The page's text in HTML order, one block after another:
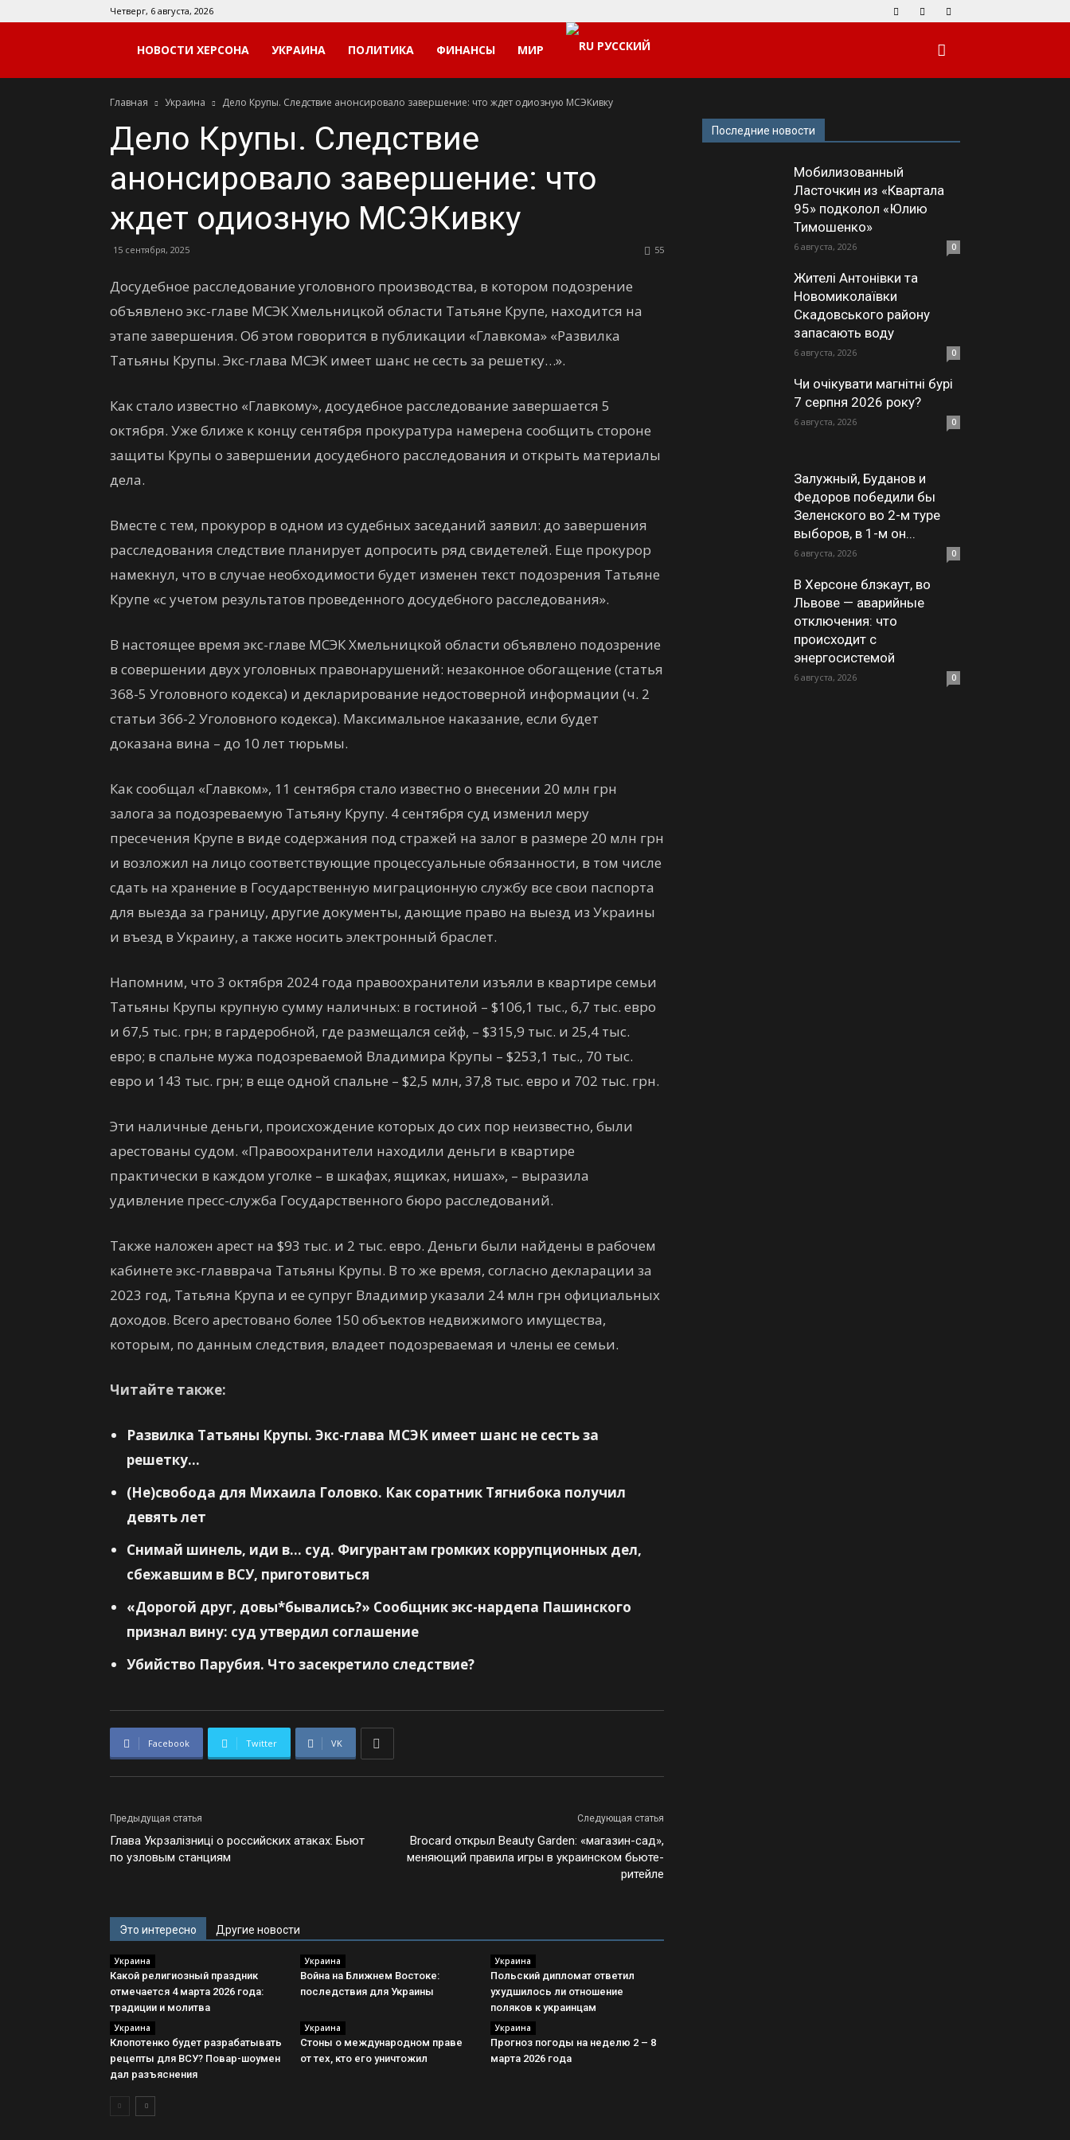
Четверг, 6 августа, 2026
Мой
Херсон
НОВОСТИ ХЕРСОНА УКРАИНА ПОЛИТИКА ФИНАНСЫ МИР РУССКИЙ
Главная Украина Дело Крупы. Следствие анонсировало завершение: что ждет одиозную МСЭКивку
Дело Крупы. Следствие
анонсировало завершение: что
ждет одиозную МСЭКивку
15 сентября, 2025 55
Досудебное расследование уголовного производства, в котором подозрение
объявлено экс-главе МСЭК Хмельницкой области Татьяне Крупе, находится на
этапе завершения. Об этом говорится в публикации «Главкома» «Развилка
Татьяны Крупы. Экс-глава МСЭК имеет шанс не сесть за решетку…».
Как стало известно «Главкому», досудебное расследование завершается 5
октября. Уже ближе к концу сентября прокуратура намерена сообщить стороне
защиты Крупы о завершении досудебного расследования и открыть материалы
дела.
Вместе с тем, прокурор в одном из судебных заседаний заявил: до завершения
расследования следствие планирует допросить ряд свидетелей. Еще прокурор
намекнул, что в случае необходимости будет изменен текст подозрения Татьяне
Крупе «с учетом результатов проведенного досудебного расследования».
В настоящее время экс-главе МСЭК Хмельницкой области объявлено подозрение
в совершении двух уголовных правонарушений: незаконное обогащение (статья
368-5 Уголовного кодекса) и декларирование недостоверной информации (ч. 2
статьи 366-2 Уголовного кодекса). Максимальное наказание, если будет
доказана вина – до 10 лет тюрьмы.
Как сообщал «Главком», 11 сентября стало известно о внесении 20 млн грн
залога за подозреваемую Татьяну Крупу. 4 сентября суд изменил меру
пресечения Крупе в виде содержания под стражей на залог в размере 20 млн грн
и возложил на лицо соответствующие процессуальные обязанности, в том числе
сдать на хранение в Государственную миграционную службу все свои паспорта
для выезда за границу, другие документы, дающие право на выезд из Украины
и въезд в Украину, а также носить электронный браслет.
Напомним, что 3 октября 2024 года правоохранители изъяли в квартире семьи
Татьяны Крупы крупную сумму наличных: в гостиной – $106,1 тыс., 6,7 тыс. евро
и 67,5 тыс. грн; в гардеробной, где размещался сейф, – $315,9 тыс. и 25,4 тыс.
евро; в спальне мужа подозреваемой Владимира Крупы – $253,1 тыс., 70 тыс.
евро и 143 тыс. грн; в еще одной спальне – $2,5 млн, 37,8 тыс. евро и 702 тыс. грн.
Эти наличные деньги, происхождение которых до сих пор неизвестно, были
арестованы судом. «Правоохранители находили деньги в квартире
практически в каждом уголке – в шкафах, ящиках, нишах», – выразила
удивление пресс-служба Государственного бюро расследований.
Также наложен арест на $93 тыс. и 2 тыс. евро. Деньги были найдены в рабочем
кабинете экс-главврача Татьяны Крупы. В то же время, согласно декларации за
2023 год, Татьяна Крупа и ее супруг Владимир указали 24 млн грн официальных
доходов. Всего арестовано более 150 объектов недвижимого имущества,
которым, по данным следствия, владеет подозреваемая и члены ее семьи.
Читайте также:
Развилка Татьяны Крупы. Экс-глава МСЭК имеет шанс не сесть за
решетку…
(Не)свобода для Михаила Головко. Как соратник Тягнибока получил
девять лет
Снимай шинель, иди в… суд. Фигурантам громких коррупционных дел,
сбежавшим в ВСУ, приготовиться
«Дорогой друг, довы*бывались?» Сообщник экс-нардепа Пашинского
признал вину: суд утвердил соглашение
Убийство Парубия. Что засекретило следствие?
Facebook Twitter VK
Предыдущая статья
Глава Укрзалізниці о российских атаках: Бьют
по узловым станциям
Следующая статья
Brocard открыл Beauty Garden: «магазин-сад»,
меняющий правила игры в украинском бьюте-
ритейле
Это интересно Другие новости
Украина
Какой религиозный праздник
отмечается 4 марта 2026 года:
традиции и молитва
Украина
Война на Ближнем Востоке:
последствия для Украины
Украина
Польский дипломат ответил
ухудшилось ли отношение
поляков к украинцам
Украина
Клопотенко будет разрабатывать
рецепты для ВСУ? Повар-шоумен
дал разъяснения
Украина
Стоны о международном праве
от тех, кто его уничтожил
Украина
Прогноз погоды на неделю 2 – 8
марта 2026 года
Последние новости
Мобилизованный
Ласточкин из «Квартала
95» подколол «Юлию
Тимошенко»
6 августа, 2026 0
Жителі Антонівки та
Новомиколаївки
Скадовського району
запасають воду
6 августа, 2026 0
Чи очікувати магнітні бурі
7 серпня 2026 року?
6 августа, 2026 0
Залужный, Буданов и
Федоров победили бы
Зеленского во 2-м туре
выборов, в 1-м он...
6 августа, 2026 0
В Херсоне блэкаут, во
Львове — аварийные
отключения: что
происходит с
энергосистемой
6 августа, 2026 0